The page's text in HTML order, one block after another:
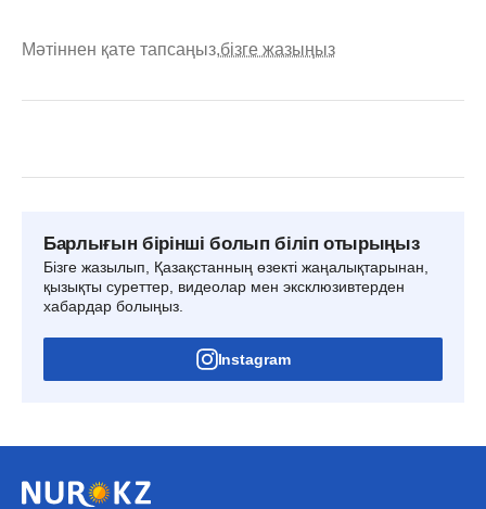
Мәтіннен қате тапсаңыз,бізге жазыңыз
Барлығын бірінші болып біліп отырыңыз
Бізге жазылып, Қазақстанның өзекті жаңалықтарынан,
қызықты суреттер, видеолар мен эксклюзивтерден
хабардар болыңыз.
Instagram